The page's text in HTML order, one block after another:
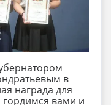
в
награда для
вами и